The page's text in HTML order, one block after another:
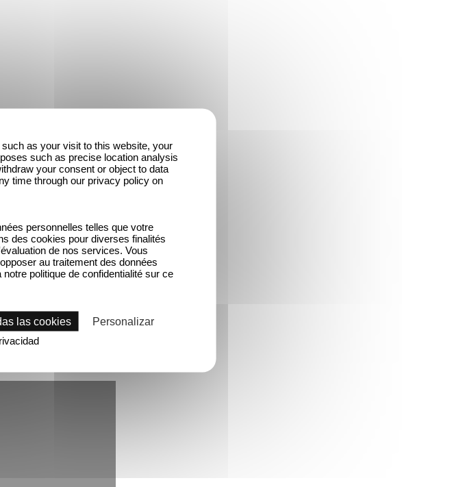
as your visit to this website, your
such as precise location analysis
your consent or object to data
time through our privacy policy on
personnelles telles que votre
des cookies pour diverses finalités
de nos services. Vous
au traitement des données
politique de confidentialité sur ce
las cookies
Personalizar